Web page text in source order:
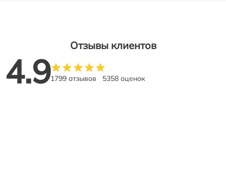
Отзывы клиентов
4.91799 отзывов 5358 оценок